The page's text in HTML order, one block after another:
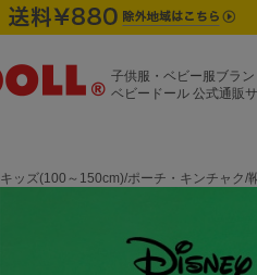
子供服・ベビー服ブラン
ベビードール 公式通販
キッズ(100～150cm)/ポーチ・キンチャク/